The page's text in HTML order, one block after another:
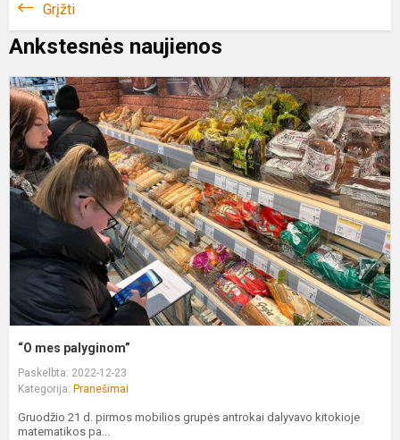
Grįžti
Ankstesnės naujienos
“O mes palyginom”
Paskelbta: 2022-12-23
Kategorija: Pranešimai
Gruodžio 21 d. pirmos mobilios grupės antrokai dalyvavo kitokioje
matematikos pa...